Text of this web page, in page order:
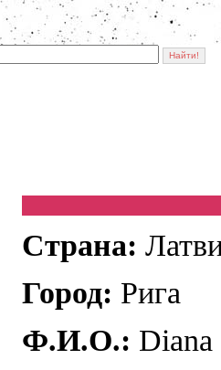
Страна:
Город: Рига
Ф.И.О.: Diana